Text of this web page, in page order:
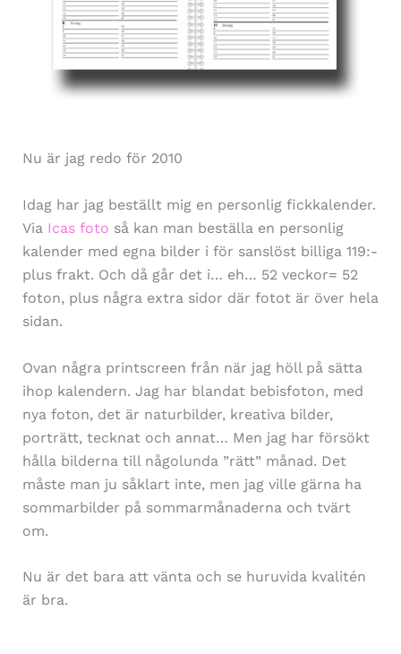
Nu är jag redo för 2010
Idag har jag beställt mig en personlig fickkalender.
Via Icas foto så kan man beställa en personlig
kalender med egna bilder i för sanslöst billiga 119:-
plus frakt. Och då går det i… eh… 52 veckor= 52
foton, plus några extra sidor där fotot är över hela
sidan.
Ovan några printscreen från när jag höll på sätta
ihop kalendern. Jag har blandat bebisfoton, med
nya foton, det är naturbilder, kreativa bilder,
porträtt, tecknat och annat… Men jag har försökt
hålla bilderna till någolunda ”rätt” månad. Det
måste man ju såklart inte, men jag ville gärna ha
sommarbilder på sommarmånaderna och tvärt
om.
Nu är det bara att vänta och se huruvida kvalitén
är bra.